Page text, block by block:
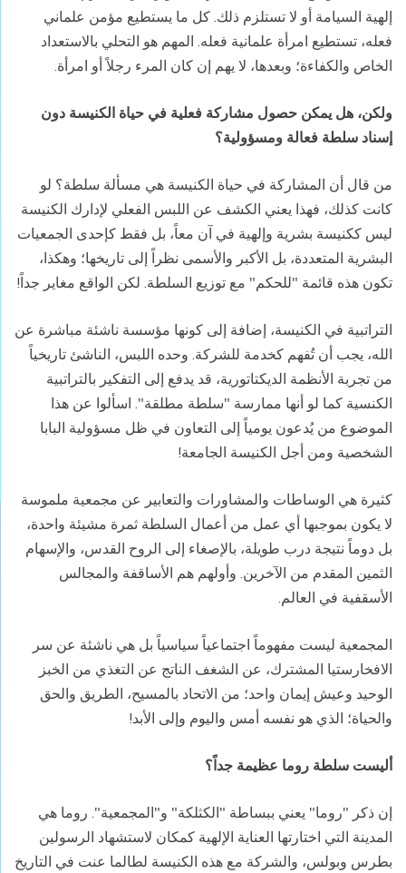
إلهية السيامة أو لا تستلزم ذلك. كل ما يستطيع مؤمن علماني
فعله، تستطيع امرأة علمانية فعله. المهم هو التحلي بالاستعداد
الخاص والكفاءة؛ وبعدها، لا يهم إن كان المرء رجلاً أو امرأة.
ولكن، هل يمكن حصول مشاركة فعلية في حياة الكنيسة دون
إسناد سلطة فعالة ومسؤولية؟
من قال أن المشاركة في حياة الكنيسة هي مسألة سلطة؟ لو
كانت كذلك، فهذا يعني الكشف عن اللبس الفعلي لإدارك الكنيسة
ليس ككنيسة بشرية وإلهية في آن معاً، بل فقط كإحدى الجمعيات
البشرية المتعددة، بل الأكبر والأسمى نظراً إلى تاريخها؛ وهكذا،
تكون هذه قائمة "للحكم" مع توزيع السلطة. لكن الواقع مغاير جداً!
التراتبية في الكنيسة، إضافة إلى كونها مؤسسة ناشئة مباشرة عن
الله، يجب أن تُفهم كخدمة للشركة. وحده اللبس، الناشئ تاريخياً
من تجربة الأنظمة الديكتاتورية، قد يدفع إلى التفكير بالتراتبية
الكنسية كما لو أنها ممارسة "سلطة مطلقة". اسألوا عن هذا
الموضوع من يُدعون يومياً إلى التعاون في ظل مسؤولية البابا
الشخصية ومن أجل الكنيسة الجامعة!
كثيرة هي الوساطات والمشاورات والتعابير عن مجمعية ملموسة
لا يكون بموجبها أي عمل من أعمال السلطة ثمرة مشيئة واحدة،
بل دوماً نتيجة درب طويلة، بالإصغاء إلى الروح القدس، والإسهام
الثمين المقدم من الآخرين. وأولهم هم الأساقفة والمجالس
الأسقفية في العالم.
المجمعية ليست مفهوماً اجتماعياً سياسياً بل هي ناشئة عن سر
الافخارستيا المشترك، عن الشغف الناتج عن التغذي من الخبز
الوحيد وعيش إيمان واحد؛ من الاتحاد بالمسيح، الطريق والحق
والحياة؛ الذي هو نفسه أمس واليوم وإلى الأبد!
أليست سلطة روما عظيمة جداً؟
إن ذكر "روما" يعني ببساطة "الكثلكة" و"المجمعية". روما هي
المدينة التي اختارتها العناية الإلهية كمكان لاستشهاد الرسولين
بطرس وبولس، والشركة مع هذه الكنيسة لطالما عنت في التاريخ